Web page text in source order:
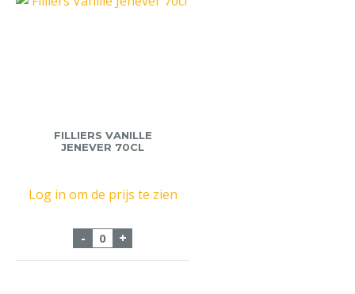
FILLIERS VANILLE
JENEVER 70CL
Log in om de prijs te zien
- Filliers Vanille Jenever 70cl aantal
+